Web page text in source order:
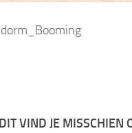
DIT VIND JE MISSCHIEN